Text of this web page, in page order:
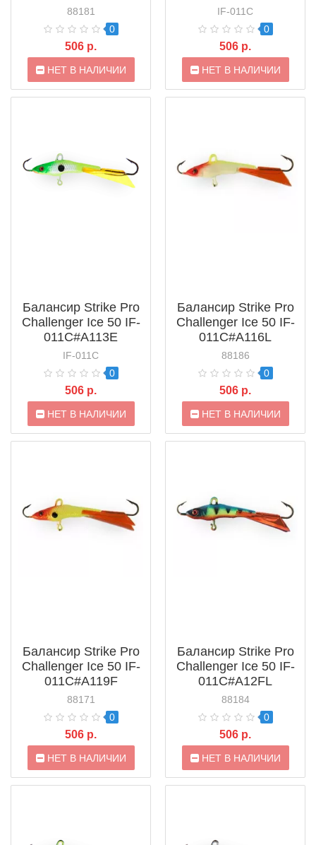
88181
0
506 р.
НЕТ В НАЛИЧИИ
IF-011C
0
506 р.
НЕТ В НАЛИЧИИ
Балансир Strike Pro
Challenger Ice 50 IF-
011C#A113E
IF-011C
0
506 р.
НЕТ В НАЛИЧИИ
Балансир Strike Pro
Challenger Ice 50 IF-
011C#A116L
88186
0
506 р.
НЕТ В НАЛИЧИИ
Балансир Strike Pro
Challenger Ice 50 IF-
011C#A119F
88171
0
506 р.
НЕТ В НАЛИЧИИ
Балансир Strike Pro
Challenger Ice 50 IF-
011C#A12FL
88184
0
506 р.
НЕТ В НАЛИЧИИ